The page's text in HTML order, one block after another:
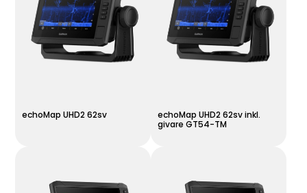
echoMap UHD2 62sv
echoMap UHD2 62sv inkl.
givare GT54-TM